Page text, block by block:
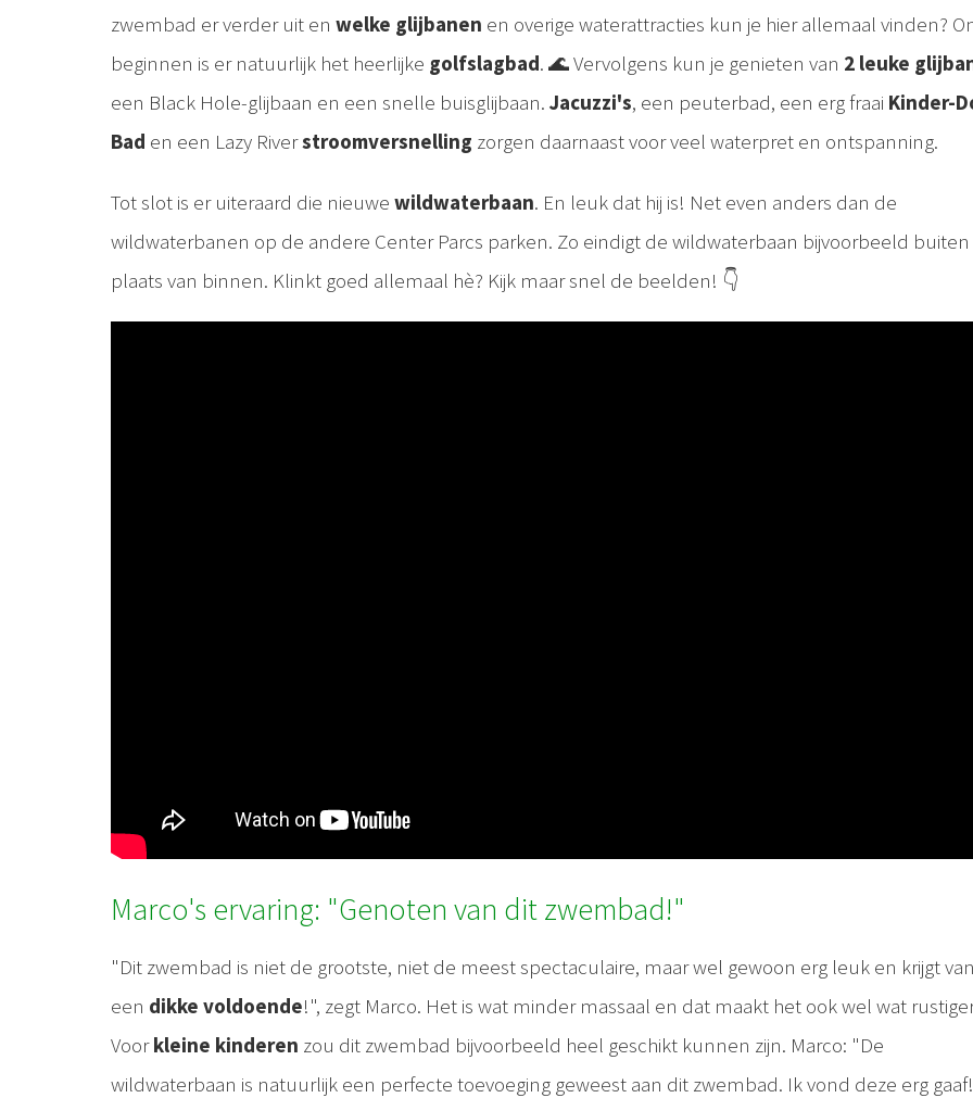
zwembad er verder uit en welke glijbanen en overige waterattracties kun je hier allemaal vinden?
beginnen is er natuurlijk het heerlijke golfslagbad. 🌊 Vervolgens kun je genieten van 2 leuke
een Black Hole-glijbaan en een snelle buisglijbaan. Jacuzzi's, een peuterbad, een erg fraai Kinder-
Bad en een Lazy Riverstroomversnelling zorgen daarnaast voor veel waterpret en ontspanning.
Tot slot is er uiteraard die nieuwe wildwaterbaan. En leuk dat hij is! Net even anders dan de
wildwaterbanen op de andere Center Parcs parken. Zo eindigt de wildwaterbaan bijvoorbeeld buiten
plaats van binnen. Klinkt goed allemaal hè? Kijk maar snel de beelden! 👇
Marco's ervaring: "Genoten van dit zwembad!"
"Dit zwembad is niet de grootste, niet de meest spectaculaire, maar wel gewoon erg leuk en krijgt
een dikke voldoende!", zegt Marco. Het is wat minder massaal en dat maakt het ook wel wat
Voorkleine kinderen zou dit zwembad bijvoorbeeld heel geschikt kunnen zijn. Marco: "De
wildwaterbaan is natuurlijk een perfecte toevoeging geweest aan dit zwembad. Ik vond deze erg